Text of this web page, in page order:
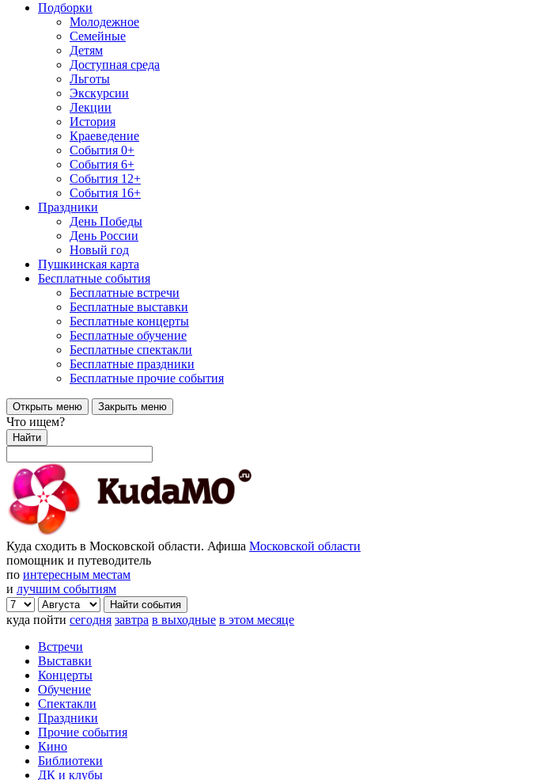
Подборки
Молодежное
Семейные
Детям
Доступная среда
Льготы
Экскурсии
Лекции
История
Краеведение
События 0+
События 6+
События 12+
События 16+
Праздники
День Победы
День России
Новый год
Пушкинская карта
Бесплатные события
Бесплатные встречи
Бесплатные выставки
Бесплатные концерты
Бесплатные обучение
Бесплатные спектакли
Бесплатные праздники
Бесплатные прочие события
Открыть меню Закрыть меню
Что ищем?
Найти
Куда сходить в Московской области. Афиша Московской области
помощник и путеводитель
по интересным местам
и лучшим событиям
куда пойти сегодня завтра в выходные в этом месяце
Встречи
Выставки
Концерты
Обучение
Спектакли
Праздники
Прочие события
Кино
Библиотеки
ДК и клубы